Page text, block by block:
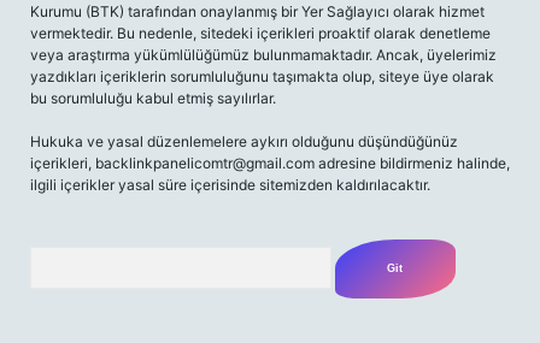
Kurumu (BTK) tarafından onaylanmış bir Yer Sağlayıcı olarak hizmet
vermektedir. Bu nedenle, sitedeki içerikleri proaktif olarak denetleme
veya araştırma yükümlülüğümüz bulunmamaktadır. Ancak, üyelerimiz
yazdıkları içeriklerin sorumluluğunu taşımakta olup, siteye üye olarak
bu sorumluluğu kabul etmiş sayılırlar.
Hukuka ve yasal düzenlemelere aykırı olduğunu düşündüğünüz
içerikleri, backlinkpanelicomtr@gmail.com adresine bildirmeniz halinde,
ilgili içerikler yasal süre içerisinde sitemizden kaldırılacaktır.